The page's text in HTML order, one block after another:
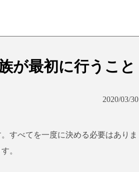
が最初に行うこと
2020/03/30
すべてを一度に決める必要はありま
。